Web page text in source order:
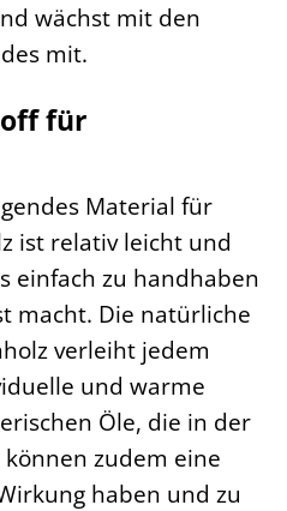
wächst mit den
mit.
für
Material für
ist relativ leicht und
einfach zu handhaben
macht. Die natürliche
verleiht jedem
und warme
Öle, die in der
zudem eine
haben und zu